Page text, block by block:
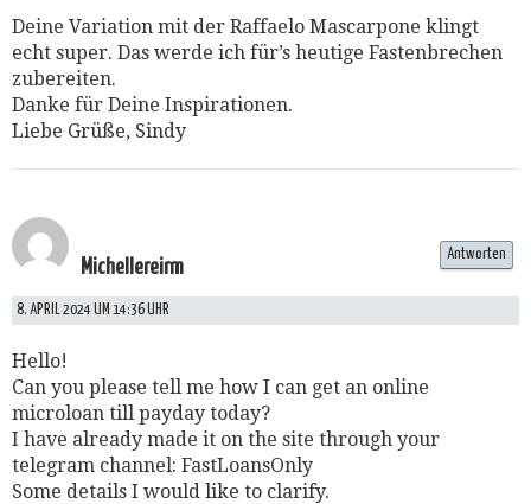
Deine Variation mit der Raffaelo Mascarpone klingt
echt super. Das werde ich für’s heutige Fastenbrechen
zubereiten.
Danke für Deine Inspirationen.
Liebe Grüße, Sindy
Michellereirm
8. APRIL 2024 UM 14:36 UHR
Hello!
Can you please tell me how I can get an online
microloan till payday today?
I have already made it on the site through your
telegram channel: FastLoansOnly
Some details I would like to clarify.
Antworten